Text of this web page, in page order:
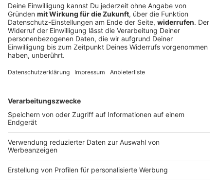
Unwetter: Bäume stürzen auf Autobahnen in
Bayern
Ein Unwetter ist am späten Abend über Bayern
gezogen. Die Feuerwehr musste wegen mehrerer
DEINE GEMERKTEN ARTIKEL
Du hast dir noch keine Artikel gemerkt
Markiere sie hierfür mit einem